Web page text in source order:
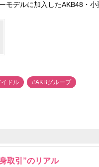
モデルに加入したAKB48・小
ドル #AKBグループ
取引”のリアル